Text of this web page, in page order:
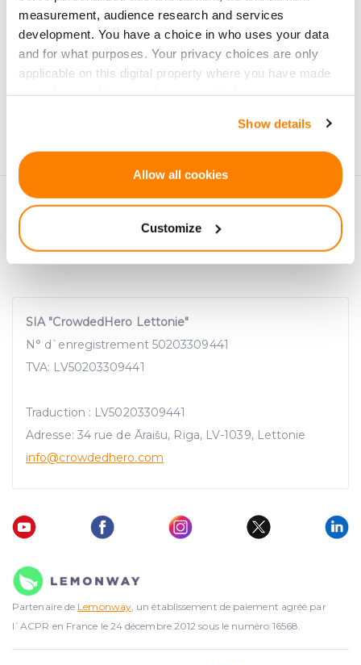
measurement, audience research and services
development. You have a choice in who uses your data
and for what purposes. Your privacy choices are only
applicable on this digital property where you have made
If you allow, we would also like to:
location which can be accurate to within several
Identify your device by actively scanning it for
We use cookies to provide website functionality, analyse
traffic data, display customized page content and
Show details
Allow all cookies
Customize
S`abonner
Les données personnelles seront traitées
de CrowdedHero.
SIA "CrowdedHero Lettonie"
N° d`enregistrement 50203309441
TVA: LV50203309441
Traduction : LV50203309441
Adresse: 34 rue de Āraišu, Riga, LV-1039, Lettonie
info@crowdedhero.com
Partenaire de Lemonway, un établissement de paiement agréé par
l`ACPR en France le 24 décembre 2012 sous le numéro 16568.